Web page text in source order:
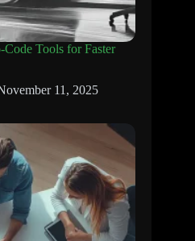
Tools for Faster
11, 2025